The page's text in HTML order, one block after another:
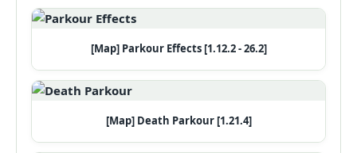
[Map] Parkour Effects [1.12.2 - 26.2]
[Map] Death Parkour [1.21.4]